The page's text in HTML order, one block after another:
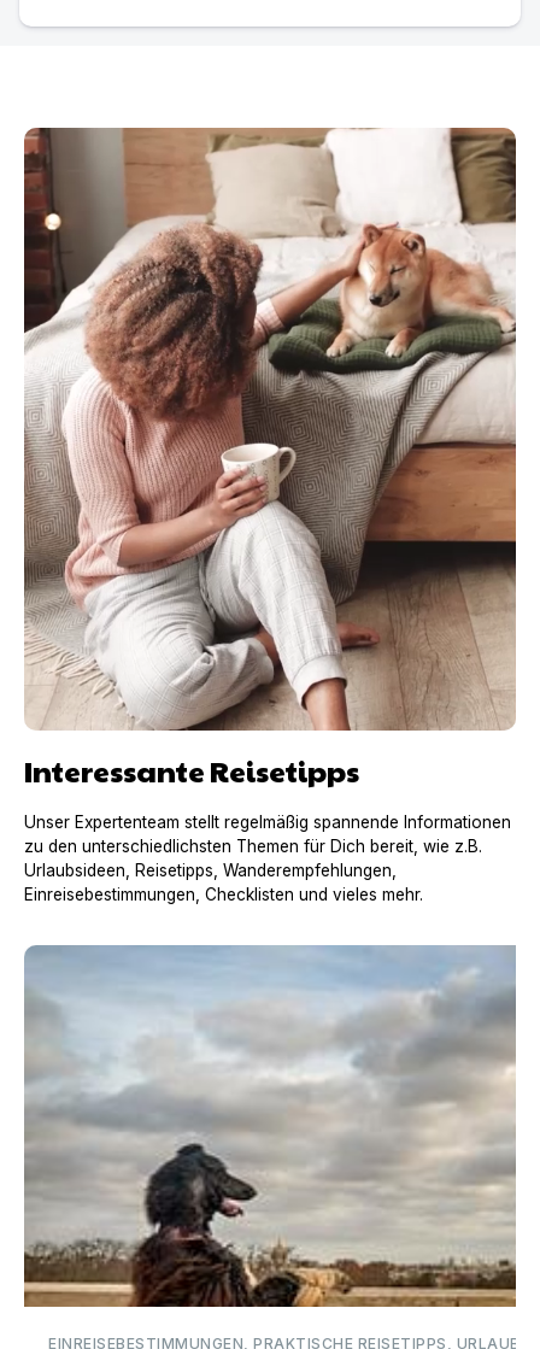
Interessante Reisetipps
Unser Expertenteam stellt regelmäßig spannende Informationen
zu den unterschiedlichsten Themen für Dich bereit, wie z.B.
Urlaubsideen, Reisetipps, Wanderempfehlungen,
Einreisebestimmungen, Checklisten und vieles mehr.
Urlaub mit Hund in Frankreich
EINREISEBESTIMMUNGEN, PRAKTISCHE REISETIPPS,